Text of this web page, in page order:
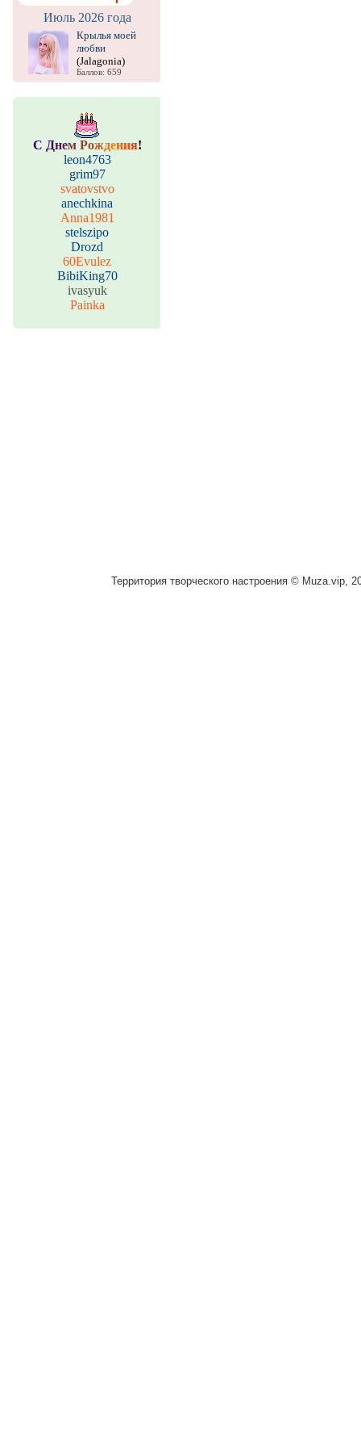
Июль 2026 года
Крылья моей
любви
(Jalagonia)
Баллов: 659
С Днем Рождения!
leon4763
grim97
svatovstvo
anechkina
Anna1981
stelszipo
Drozd
60Evulez
BibiKing70
ivasyuk
Painka
Территория творческого настроения © Muza.vip,